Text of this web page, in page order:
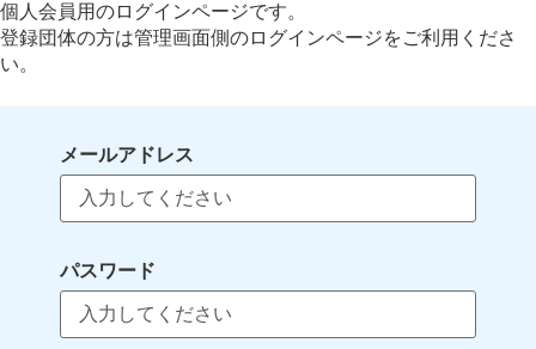
個人会員用のログインページです。
登録団体の方は管理画面側のログインページをご利用くださ
い。
メールアドレス
パスワード